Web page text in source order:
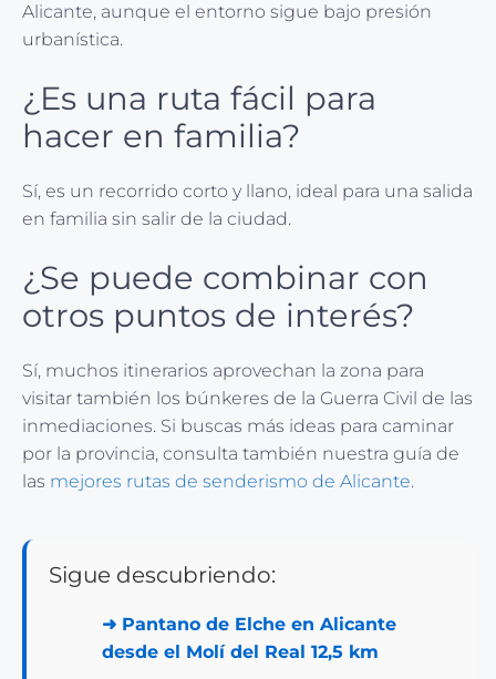
Alicante, aunque el entorno sigue bajo presión
urbanística.
¿Es una ruta fácil para
hacer en familia?
Sí, es un recorrido corto y llano, ideal para una salida
en familia sin salir de la ciudad.
¿Se puede combinar con
otros puntos de interés?
Sí, muchos itinerarios aprovechan la zona para
visitar también los búnkeres de la Guerra Civil de las
inmediaciones. Si buscas más ideas para caminar
por la provincia, consulta también nuestra guía de
las mejores rutas de senderismo de Alicante.
Sigue descubriendo:
➜ Pantano de Elche en Alicante
desde el Molí del Real 12,5 km